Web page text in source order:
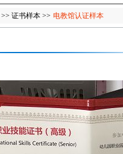
>> 证书样本 >> 电教馆认证样本